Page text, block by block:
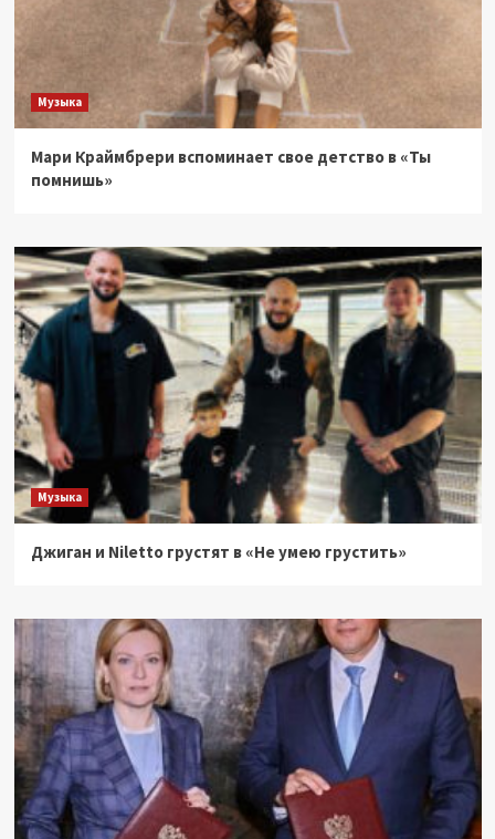
Музыка
Мари Краймбрери вспоминает свое детство в «Ты
помнишь»
Музыка
Джиган и Niletto грустят в «Не умею грустить»